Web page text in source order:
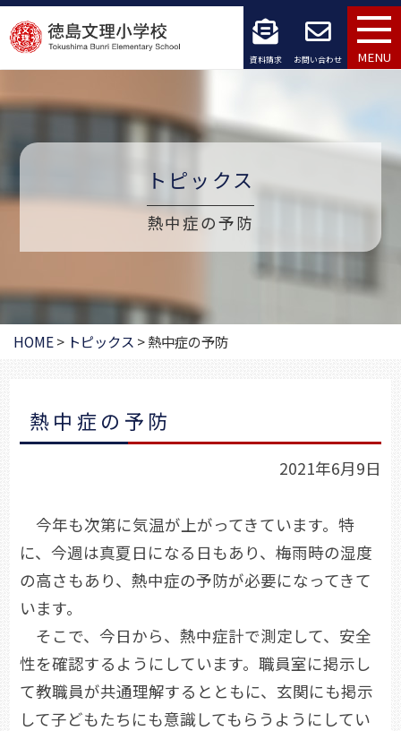
コ
ン
へ
ッ
プ
資料請求 お問い合わせ MENU
トピックス
熱中症の予防
HOME> トピックス >熱中症の予防
熱中症の予防
2021年6月9日
今年も次第に気温が上がってきています。特
に、今週は真夏日になる日もあり、梅雨時の湿度
の高さもあり、熱中症の予防が必要になってきて
います。
そこで、今日から、熱中症計で測定して、安全
性を確認するようにしています。職員室に掲示し
て教職員が共通理解するとともに、玄関にも掲示
して子どもたちにも意識してもらうようにしてい